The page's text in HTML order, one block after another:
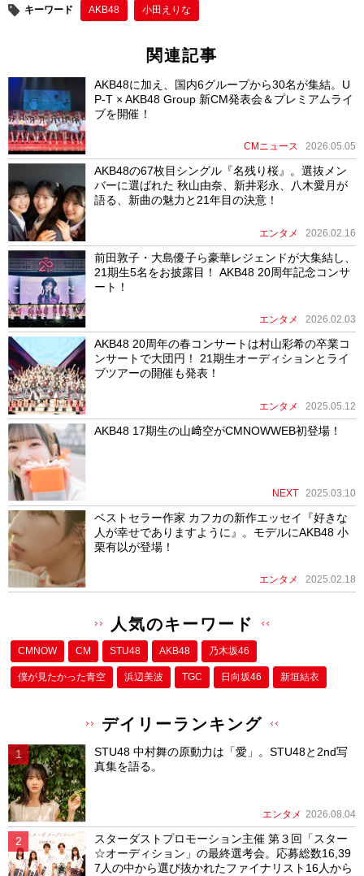
キーワード AKB48 小田えりな
関連記事
AKB48に加え、国内6グループから30名が集結。U
P-T × AKB48 Group 新CM発表会＆プレミアムライ
ブを開催！
CMニュース 2026.05.05
AKB48の67枚目シングル『名残り桜』。選抜メン
バーに選ばれた 秋山由奈、新井彩永、八木愛月が
語る、新曲の魅力と21年目の決意！
エンタメ 2026.02.16
前田敦子・大島優子ら豪華レジェンドが大集結し、
21期生5名をお披露目！ AKB48 20周年記念コンサ
ート！
エンタメ 2026.02.03
AKB48 20周年の春コンサートは村山彩希の卒業コ
ンサートで大団円！ 21期生オーディションとライ
ブツアーの開催も発表！
エンタメ 2025.05.12
AKB48 17期生の山﨑空がCMNOWWEB初登場！
NEXT 2025.03.10
ベストセラー作家 カフカの新作エッセイ『好きな
人が幸せでありますように』。モデルにAKB48 小
栗有以が登場！
エンタメ 2025.02.18
人気のキーワード
CMNOW CM STU48 AKB48 乃木坂46
僕が⾒たかった⻘空 浜辺美波 TGC 日向坂46 新垣結衣
デイリーランキング
STU48 中村舞の原動力は「愛」。STU48と2nd写
真集を語る。
エンタメ 2026.08.04
スターダストプロモーション主催 第３回「スター
☆オーディション」の最終選考会。応募総数16,39
7人の中から選び抜かれたファイナリスト16人から